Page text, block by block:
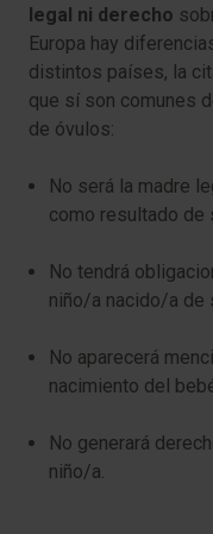
legal ni derecho
Europa hay
distintos países, la
que sí son comunes
de óvulos:
No será la madre
como resultado de
No tendrá
niño/a nacido/a de
No aparecerá
nacimiento del
No generará
niño/a.